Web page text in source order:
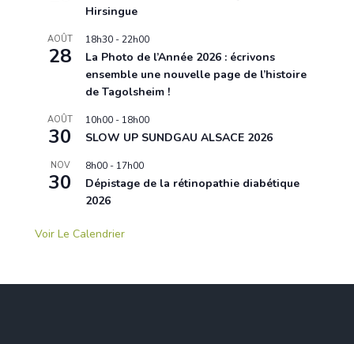
Hirsingue
AOÛT
28
18h30 -22h00
La Photo de l’Année 2026 : écrivons
ensemble une nouvelle page de l’histoire
de Tagolsheim !
AOÛT
30
10h00 - 18h00
SLOW UP SUNDGAU ALSACE 2026
NOV
30
8h00 - 17h00
Dépistage de la rétinopathie diabétique
2026
Voir Le Calendrier